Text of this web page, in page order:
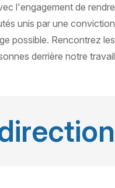
l'engagement de rendre
unis par une conviction
possible. Rencontrez les
derrière notre travail.